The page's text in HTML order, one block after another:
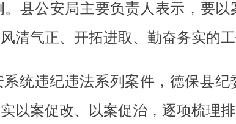
县公安局主要负责人表示，要
清气正、开拓进取、勤奋务实的工
统违纪违法系列案件，德保县
以案促改、以案促治，逐项梳理